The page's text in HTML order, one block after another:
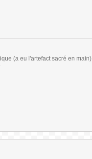
(a eu l'artefact sacré en